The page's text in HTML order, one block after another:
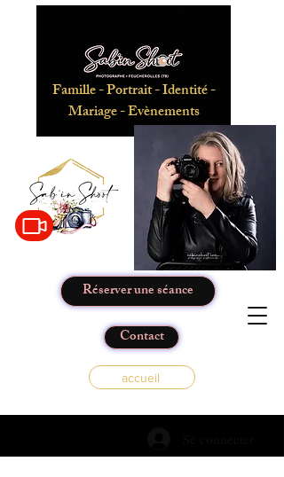
Famille - Portrait - Identité -
Mariage - Evènements
Réserver une séance
Contact
accueil